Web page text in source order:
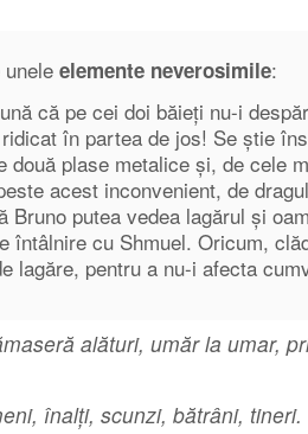
elemente neverosimile:
că pe cei doi băieți nu-i
în partea de jos! Se știe
plase metalice și, de cele
acest inconvenient, de
putea vedea lagărul și
întâlnire cu Shmuel. Oricum,
lagăre, pentru a nu-i afecta
alături, umăr la umar,
înalți, scunzi, bătrâni,